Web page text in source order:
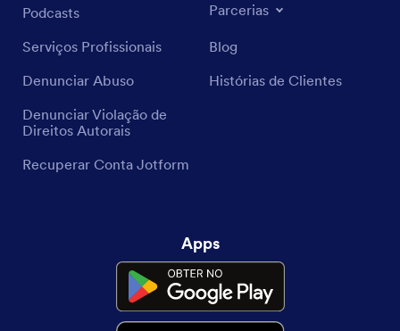
Podcasts
Serviços Profissionais
Denunciar Abuso
Denunciar Violação de
Direitos Autorais
Recuperar Conta Jotform
Parcerias
Blog
Histórias de Clientes
Apps